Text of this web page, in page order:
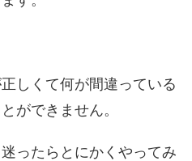
しくて何が間違っている
ができません。
ったらとにかくやってみ